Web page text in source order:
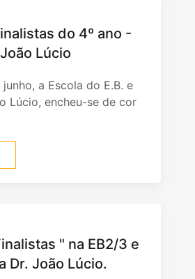
do 4º ano -
Lúcio
a Escola do E.B. e
Lúcio, encheu-se de cor
" na EB2/3 e
Dr. João Lúcio.